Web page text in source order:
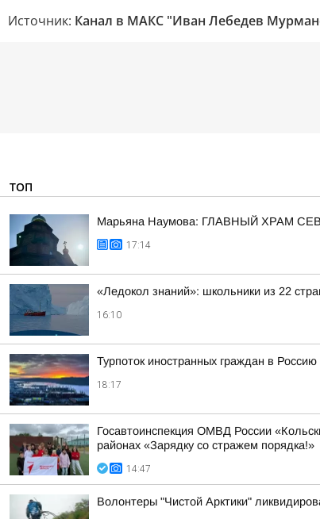
Источник: Канал в МАКС "Иван Лебедев
ТОП
Марьяна Наумова: ГЛАВНЫЙ ХРАМ
17:14
«Ледокол знаний»: школьники из 22
16:10
Турпоток иностранных граждан в
18:17
Госавтоинспекция ОМВД России
районах «Зарядку со стражем порядка!»
14:47
Волонтеры "Чистой Арктики"